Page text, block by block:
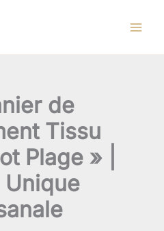
de
Tissu
Plage » |
Unique
"Berlingot
Plage"
|
Pièce
Unique